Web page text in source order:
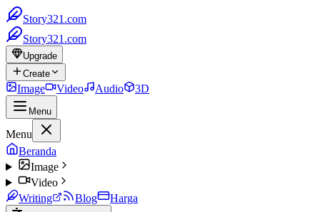
Story321.com
Story321.com
Upgrade
Create
Image Video Audio 3D
Menu
Menu
Beranda
Image
Video
Writing
Blog Harga